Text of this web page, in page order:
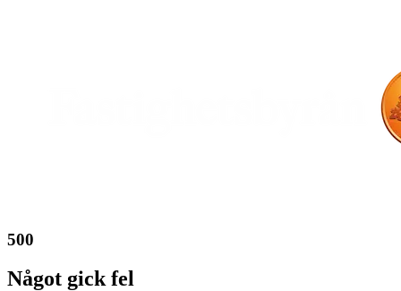
500
Något gick fel